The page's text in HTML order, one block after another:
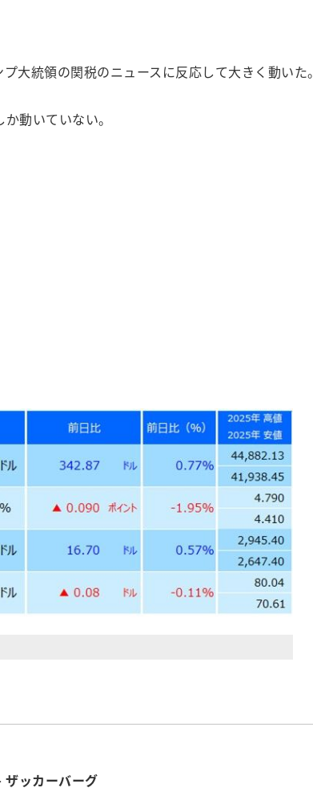
大統領の関税のニュースに反応して大きく動いた。
動いていない。
ッカーバーグ